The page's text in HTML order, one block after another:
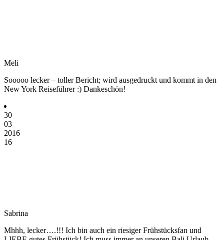
Meli
Sooooo lecker – toller Bericht; wird ausgedruckt und kommt in den
New York Reiseführer :) Dankeschön!
30
03
2016
16
Sabrina
Mhhh, lecker….!!! Ich bin auch ein riesiger Frühstücksfan und